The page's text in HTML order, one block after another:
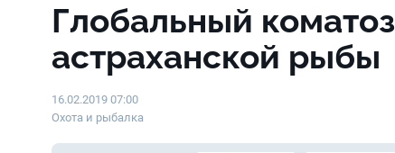
Глобальный коматоз
астраханской рыбы
16.02.2019 07:00
Охота и рыбалка